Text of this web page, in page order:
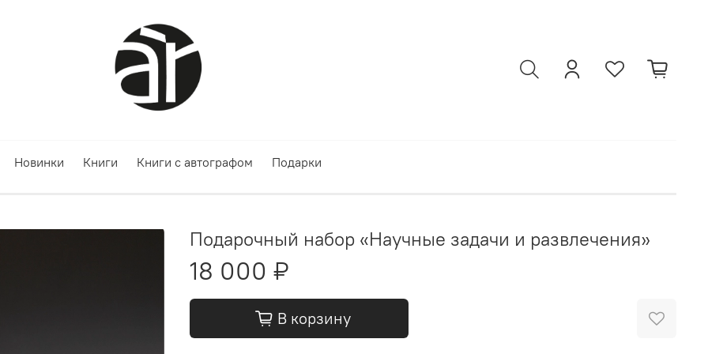
Новинки Книги Книги с автографом Подарки
Подарочный набор «Научные задачи и развлечения»
18 000 ₽
В корзину